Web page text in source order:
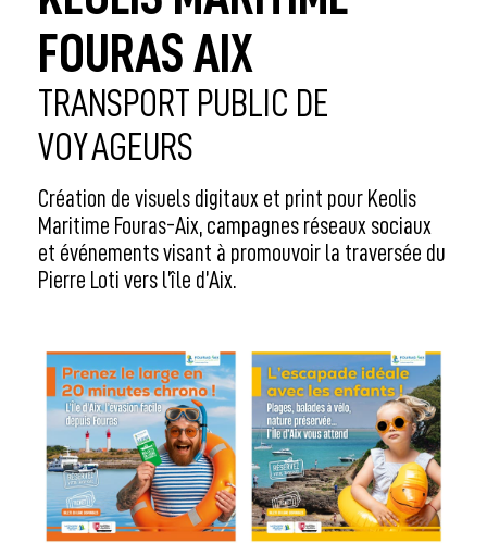
FOURAS AIX
TRANSPORT PUBLIC DE
VOYAGEURS
Création de visuels digitaux et print pour Keolis
Maritime Fouras-Aix, campagnes réseaux sociaux
et événements visant à promouvoir la traversée du
Pierre Loti vers l’île d’Aix.